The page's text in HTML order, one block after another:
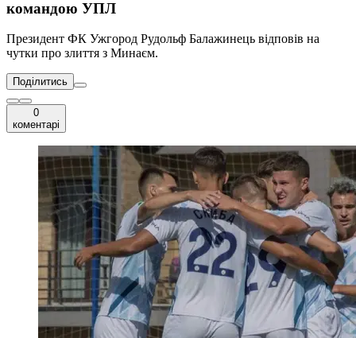
командою УПЛ
Президент ФК Ужгород Рудольф Балажинець відповів на
чутки про злиття з Минаєм.
Поділитись
0
коментарі